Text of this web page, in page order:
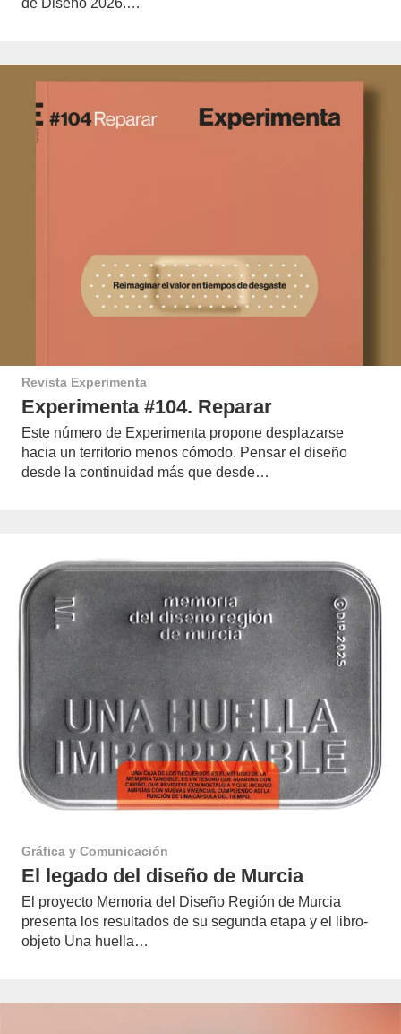
Revista Experimenta
Experimenta #104. Reparar
Este número de Experimenta propone desplazarse
hacia un territorio menos cómodo. Pensar el diseño
desde la continuidad más que desde…
Gráfica y Comunicación
El legado del diseño de Murcia
El proyecto Memoria del Diseño Región de Murcia
presenta los resultados de su segunda etapa y el libro-
objeto Una huella…